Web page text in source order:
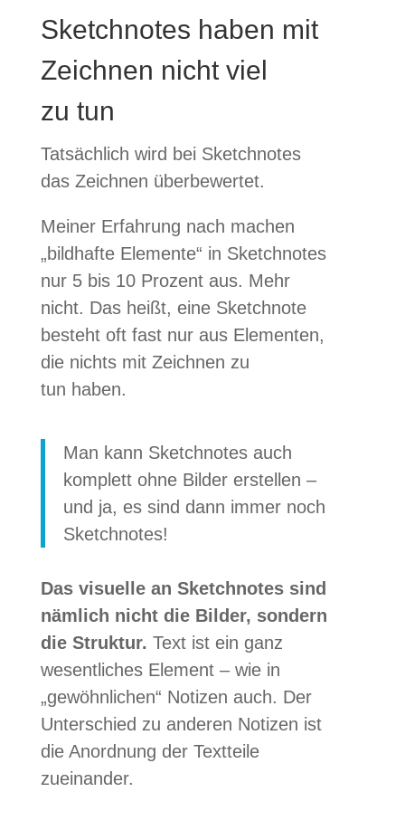
Sketchnotes haben mit
Zeichnen nicht viel
zu tun
Tat­säch­lich wird bei Sketch­no­tes
das Zeich­nen überbewertet.
Mei­ner Erfah­rung nach machen
„bild­hafte Ele­mente“ in Sketch­no­tes
nur 5 bis 10 Pro­zent aus. Mehr
nicht. Das heißt, eine Sketch­note
besteht oft fast nur aus Ele­men­ten,
die nichts mit Zeich­nen zu
tun haben.
Man kann Sketch­no­tes auch
kom­plett ohne Bil­der erstel­len –
und ja, es sind dann immer noch
Sketchnotes!
Das visu­elle an Sketch­no­tes sind
näm­lich nicht die Bil­der, son­dern
die Struk­tur. Text ist ein ganz
wesent­li­ches Ele­ment – wie in
„gewöhn­li­chen“ Noti­zen auch. Der
Unter­schied zu ande­ren Noti­zen ist
die Anord­nung der Text­teile
zueinander.